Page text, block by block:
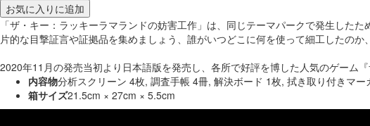
お気に入りに追加
「ザ・キー：ラッキーラマランドの妨害工作」は、同じテーマパークで発生した
片的な目撃証言や証拠品を集めましょう、誰がいつどこに何を使って細工したの
2020年11月の発売当初より日本語版を発売し、各所で好評を博した人気のゲーム
内容物分析スクリーン 4枚, 調査手帳 4冊, 解決ボード 1枚, 拭き取り付きマ
箱サイズ21.5cm × 27cm × 5.5cm